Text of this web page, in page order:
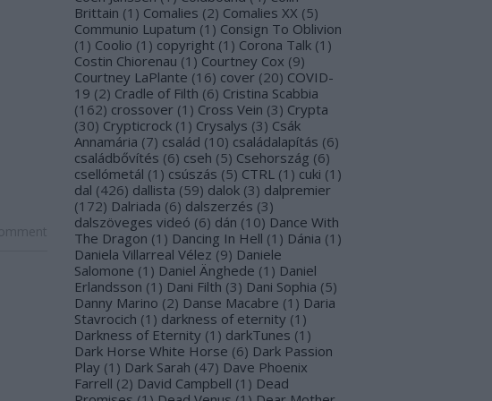
Brittain (1 ) Comalies (2) Comalies XX (5)
Communio Lupatum (1 ) Consign To Oblivion
(1 ) Coolio (1 ) copyright (1 ) Corona Talk (1 )
Costin Chiorenau (1 ) Courtney Cox (9)
Courtney LaPlante (16) cover (20) COVID-
19 (2) Cradle of Filth (6) Cristina Scabbia
(162) crossover (1 ) Cross Vein (3) Crypta
(30) Crypticrock (1 ) Crysalys (3) Csák
Annamária (7) család (10) családalapítás (6)
családbővítés (6) cseh (5) Csehország (6)
csellómetál (1 ) csúszás (5) CTRL (1 ) cuki (1 )
dal (426) dallista (59) dalok (3) dalpremier
(172) Dalriada (6) dalszerzés (3)
dalszöveges videó (6) dán (10) Dance With
The Dragon (1 ) Dancing In Hell (1 ) Dánia (1 )
Daniela Villarreal Vélez (9) Daniele
Salomone (1 ) Daniel Änghede (1 ) Daniel
Erlandsson (1 ) Dani Filth (3) Dani Sophia (5)
Danny Marino (2) Danse Macabre (1 ) Daria
Stavrocich (1 ) darkness of eternity (1 )
Darkness of Eternity (1 ) darkTunes (1 )
Dark Horse White Horse (6) Dark Passion
Play (1 ) Dark Sarah (47) Dave Phoenix
Farrell (2) David Campbell (1 ) Dead